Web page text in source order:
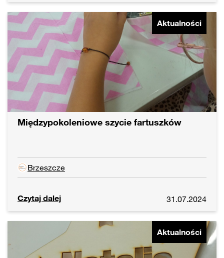
Aktualności
Międzypokoleniowe szycie fartuszków
Brzeszcze
Czytaj dalej 31.07.2024
Aktualności